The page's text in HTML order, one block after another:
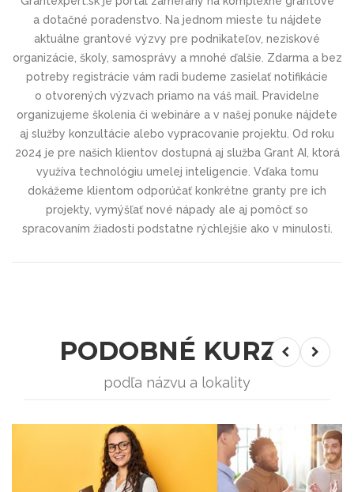
a dotačné poradenstvo. Na jednom mieste tu nájdete
aktuálne grantové výzvy pre podnikateľov, neziskové
organizácie, školy, samosprávy a mnohé ďalšie. Zdarma a bez
potreby registrácie vám radi budeme zasielať notifikácie
o otvorených výzvach priamo na váš mail. Pravidelne
organizujeme školenia či webináre a v našej ponuke nájdete
aj služby konzultácie alebo vypracovanie projektu. Od roku
2024 je pre našich klientov dostupná aj služba Grant AI, ktorá
využíva technológiu umelej inteligencie. Vďaka tomu
dokážeme klientom odporúčať konkrétne granty pre ich
projekty, vymýšľať nové nápady ale aj pomôcť so
spracovaním žiadosti podstatne rýchlejšie ako v minulosti.
PODOBNÉ KURZY
podľa názvu a lokality